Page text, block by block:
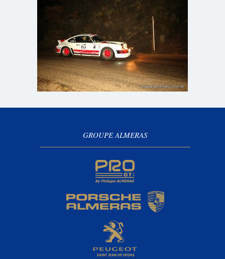
GROUPE ALMERAS